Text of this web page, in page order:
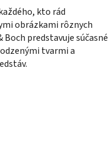
kto rád
obrázkami rôznych
Boch predstavuje súčasné
tvarmi a